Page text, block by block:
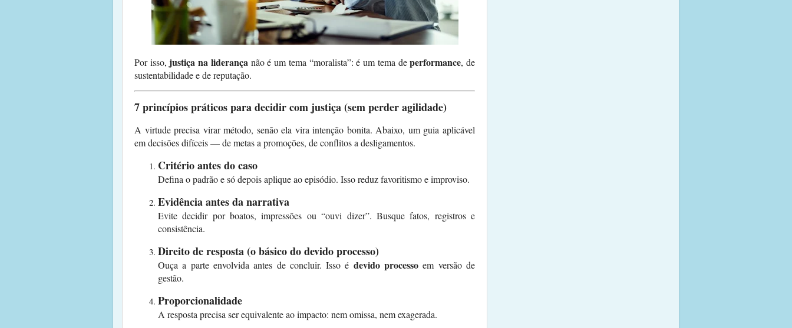
Por isso, justiça na liderança não é um tema “moralista”: é um tema deperformance, de
sustentabilidade e de reputação.
7 princípios práticos para decidir com justiça (sem perder agilidade)
A virtude precisa virar método, senão ela vira intenção bonita. Abaixo, um guia aplicável
em decisões difíceis — de metas a promoções, de conflitos a desligamentos.
Critério antes do caso
Defina o padrão e só depois aplique ao episódio. Isso reduz favoritismo e improviso.
Evidência antes da narrativa
Evite decidir por boatos, impressões ou “ouvi dizer”. Busque fatos, registros e
consistência.
Direito de resposta (o básico do devido processo)
Ouça a parte envolvida antes de concluir. Isso é devido processo em versão de
gestão.
Proporcionalidade
A resposta precisa ser equivalente ao impacto: nem omissa, nem exagerada.